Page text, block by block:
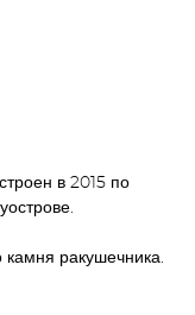
в 2015 по
ракушечника.